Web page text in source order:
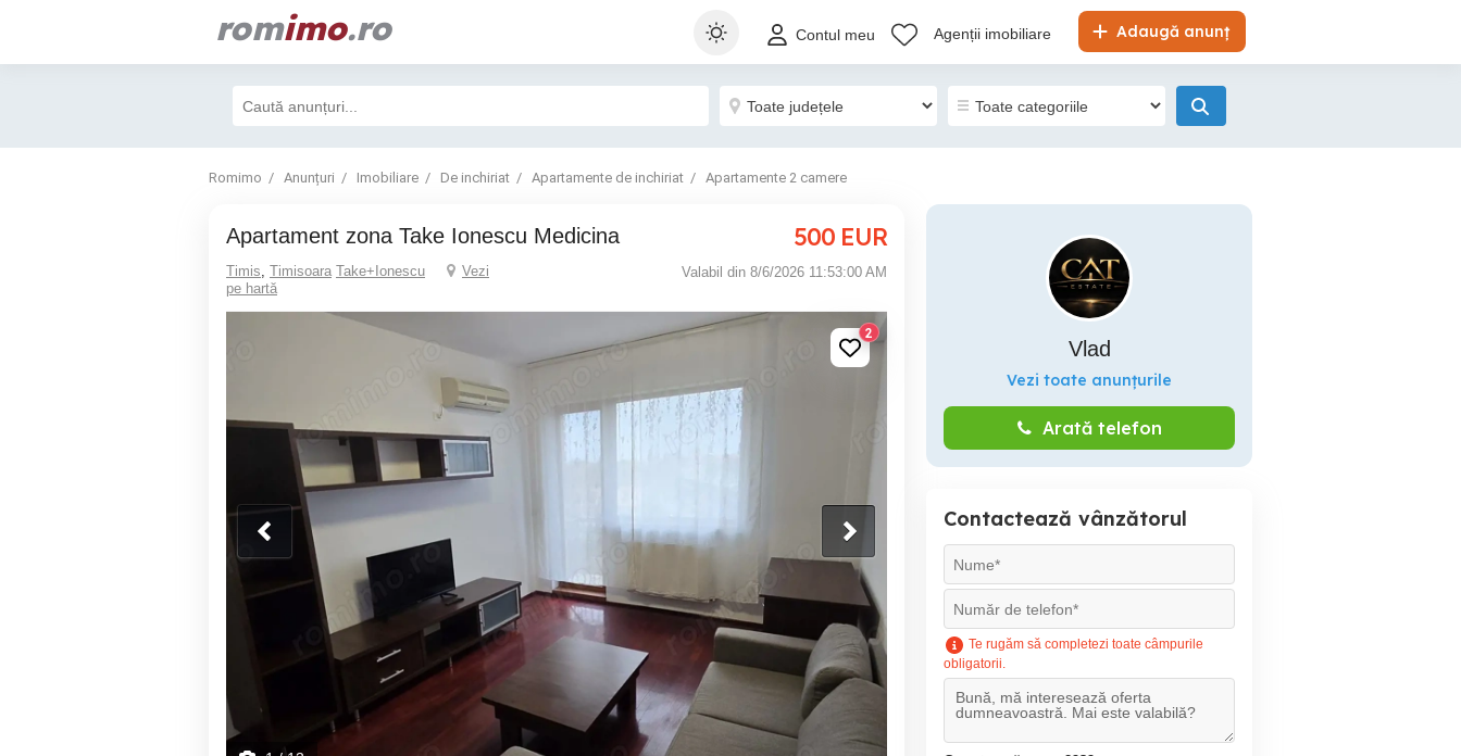
romimo.ro Adaugă anunț
Contul meu Agenții imobiliare
Romimo Anunțuri Imobiliare De inchiriat Apartamente de inchiriat Apartamente 2 camere
Apartament zona Take Ionescu Medicina 500 EUR
Timis, Timisoara Take+Ionescu
Vezi
pe hartă
Valabil din 8/6/2026 11:53:00 AM
2
Vlad
Vezi toate anunțurile
Arată telefon
Contactează vânzătorul
Te rugăm să completezi toate câmpurile
obligatorii.